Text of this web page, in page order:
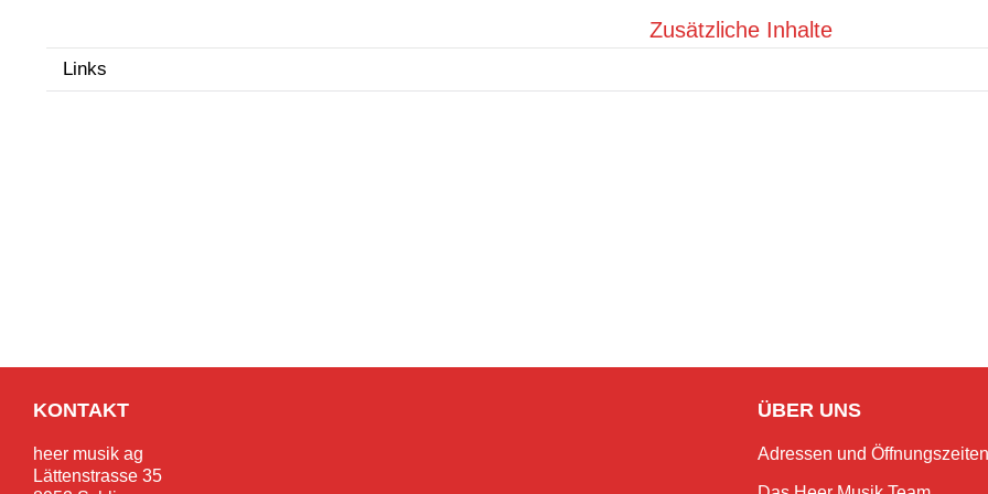
Zusätzliche Inhalte
Links
KONTAKT
heer musik ag
Lättenstrasse 35
ÜBER UNS
Adressen und Öffnungszeiten